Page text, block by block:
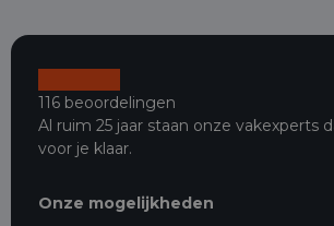
116 beoordelingen
Al ruim 25 jaar staan onze vakexperts
voor je klaar.
Onze mogelijkheden